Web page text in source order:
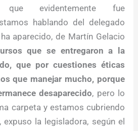
evidentemente fue
hablando del delegado
aparecido, de Martín Gelacio
que se entregaron a la
que por cuestiones éticas
que manejar mucho, porque
desaparecido, pero lo
carpeta y estamos cubriendo
la legisladora, según el